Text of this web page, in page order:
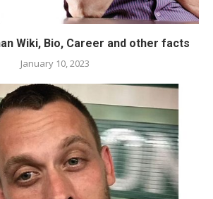
Wiki, Bio, Career and other facts
January 10, 2023